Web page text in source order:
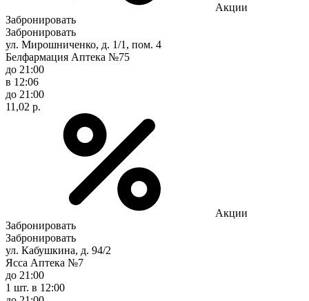
Акции
Забронировать
Забронировать
ул. Мирошниченко, д. 1/1, пом. 4
Белфармация Аптека №75
до 21:00
в 12:06
до 21:00
11,02 р.
Акции
Забронировать
Забронировать
ул. Кабушкина, д. 94/2
Ясса Аптека №7
до 21:00
1 шт. в 12:00